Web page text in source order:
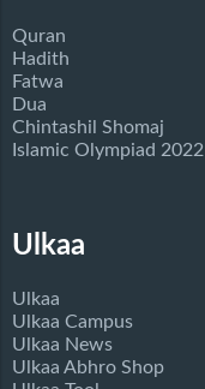
Quran
Hadith
Fatwa
Dua
Chintashil Shomaj
Islamic Olympiad 2022
Ulkaa
Ulkaa
Ulkaa Campus
Ulkaa News
Ulkaa Abhro Shop